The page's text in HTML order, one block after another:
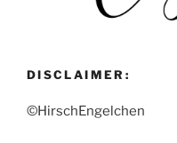
DISCLAIMER:
©HirschEngelchen